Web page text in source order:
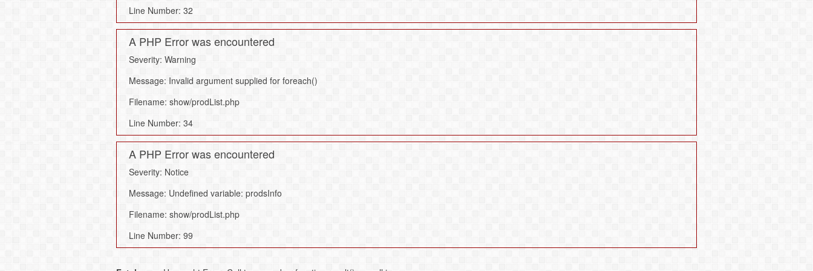
Line Number: 32
A PHP Error was encountered
Severity: Warning
Message: Invalid argument supplied for foreach()
Filename: show/prodList.php
Line Number: 34
A PHP Error was encountered
Severity: Notice
Message: Undefined variable: prodsInfo
Filename: show/prodList.php
Line Number: 99